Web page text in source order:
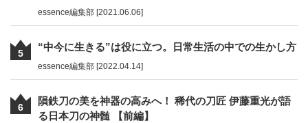
essence編集部 [2021.06.06]
5
“中今に生きる”は役に立つ。日常生活の中での生かし方
essence編集部 [2022.04.14]
6
隕鉄刀の美を神器の高みへ！ 稀代の刀匠 伊藤重光が語
る日本刀の神髄 【前編】